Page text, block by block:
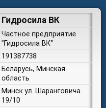
Гидросила ВК
Частное предприятие
"Гидросила ВК"
191387738
Беларусь, Минская
область
Минск ул. Шаранговича
19/10